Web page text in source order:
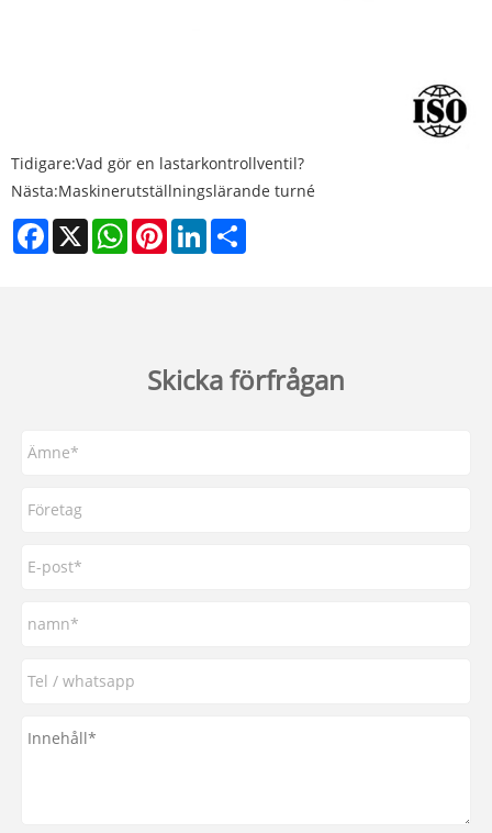
Tidigare:Vad gör en lastarkontrollventil?
Nästa:Maskinerutställningslärande turné
Facebook
X WhatsAppPinterestLinkedIn
Skicka förfrågan